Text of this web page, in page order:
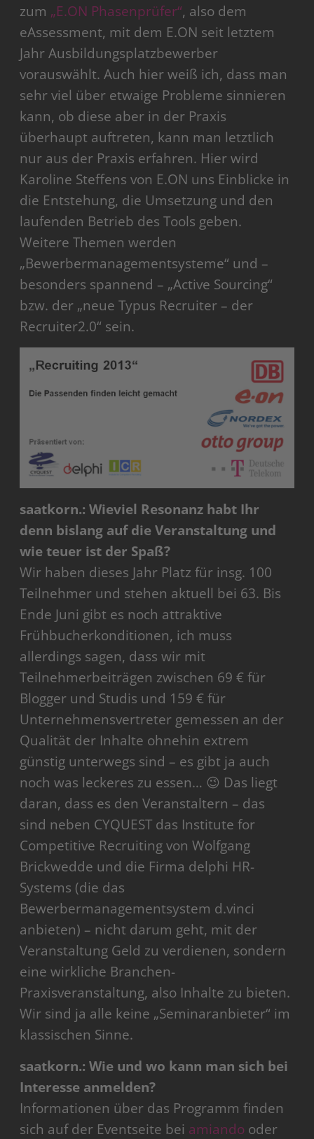
zum „E.ON Phasenprüfer“, also dem
eAssessment, mit dem E.ON seit letztem
Jahr Ausbildungsplatzbewerber
vorauswählt. Auch hier weiß ich, dass man
sehr viel über etwaige Probleme sinnieren
kann, ob diese aber in der Praxis
überhaupt auftreten, kann man letztlich
nur aus der Praxis erfahren. Hier wird
Karoline Steffens von E.ON uns Einblicke in
die Entstehung, die Umsetzung und den
laufenden Betrieb des Tools geben.
Weitere Themen werden
„Bewerbermanagementsysteme“ und –
besonders spannend – „Active Sourcing“
bzw. der „neue Typus Recruiter – der
Recruiter2.0“ sein.
saatkorn.: Wieviel Resonanz habt Ihr
denn bislang auf die Veranstaltung und
wie teuer ist der Spaß?
Wir haben dieses Jahr Platz für insg. 100
Teilnehmer und stehen aktuell bei 63. Bis
Ende Juni gibt es noch attraktive
Frühbucherkonditionen, ich muss
allerdings sagen, dass wir mit
Teilnehmerbeiträgen zwischen 69 € für
Blogger und Studis und 159 € für
Unternehmensvertreter gemessen an der
Qualität der Inhalte ohnehin extrem
günstig unterwegs sind – es gibt ja auch
noch was leckeres zu essen… 😉 Das liegt
daran, dass es den Veranstaltern – das
sind neben CYQUEST das Institute for
Competitive Recruiting von Wolfgang
Brickwedde und die Firma delphi HR-
Systems (die das
Bewerbermanagementsystem d.vinci
anbieten) – nicht darum geht, mit der
Veranstaltung Geld zu verdienen, sondern
eine wirkliche Branchen-
Praxisveranstaltung, also Inhalte zu bieten.
Wir sind ja alle keine „Seminaranbieter“ im
klassischen Sinne.
saatkorn.: Wie und wo kann man sich bei
Interesse anmelden?
Informationen über das Programm finden
sich auf der Eventseite bei amiando oder